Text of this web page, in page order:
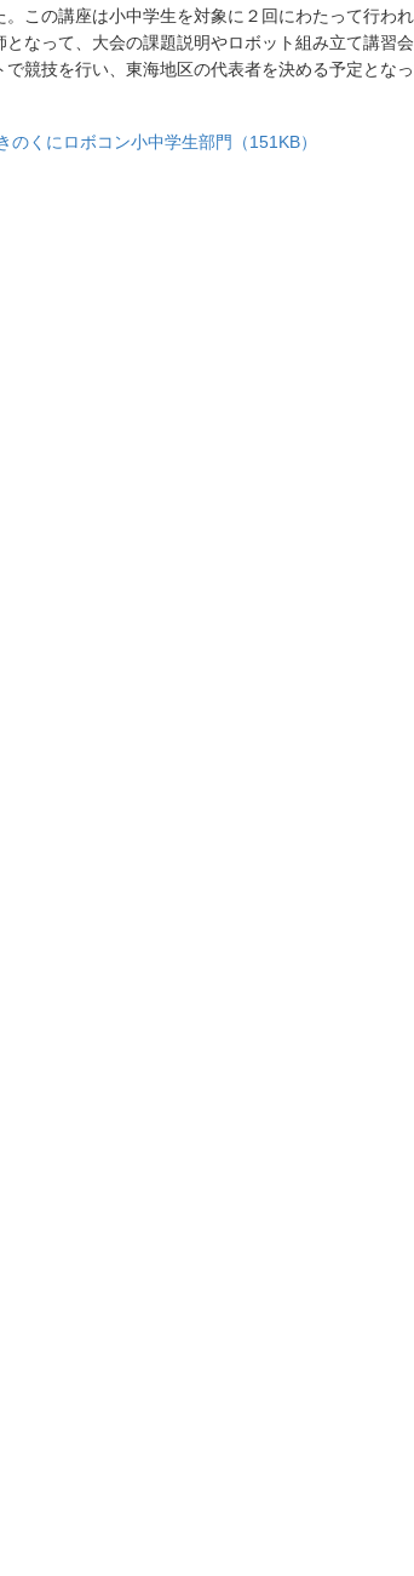
。この講座は小中学生を対象に２回にわたって行わ
となって、大会の課題説明やロボット組み立て講習
競技を行い、東海地区の代表者を決める予定となっ
のくにロボコン小中学生部門（151KB）